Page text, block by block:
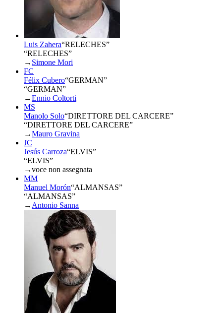
Luis Zahera“RELECHES”
“RELECHES”
→ Simone Mori
FC
Félix Cubero“GERMAN”
“GERMAN”
→Ennio Coltorti
MS
Manolo Solo“DIRETTORE DEL CARCERE”
“DIRETTORE DEL CARCERE”
→Mauro Gravina
JC
Jesús Carroza“ELVIS”
“ELVIS”
→voce non assegnata
MM
Manuel Morón“ALMANSAS”
“ALMANSAS”
→ Antonio Sanna